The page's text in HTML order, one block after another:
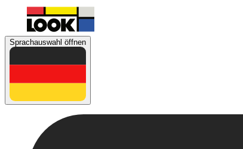
Sprachauswahl öffnen